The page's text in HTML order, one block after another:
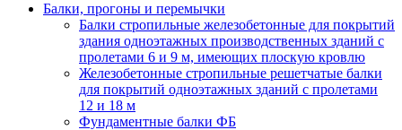
Балки, прогоны и перемычки
Балки стропильные железобетонные для покрытий
здания одноэтажных производственных зданий с
пролетами 6 и 9 м, имеющих плоскую кровлю
Железобетонные стропильные решетчатые балки
для покрытий одноэтажных зданий с пролетами
12 и 18 м
Фундаментные балки ФБ